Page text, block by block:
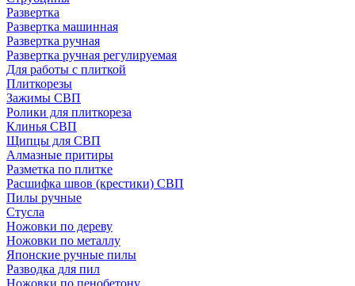
Развертка
Развертка машинная
Развертка ручная
Развертка ручная регулируемая
Для работы с плиткой
Плиткорезы
Зажимы СВП
Ролики для плиткореза
Клинья СВП
Щипцы для СВП
Алмазные притиры
Разметка по плитке
Расшифка швов (крестики) СВП
Пилы ручные
Стусла
Ножовки по дереву
Ножовки по металлу
Японские ручные пилы
Разводка для пил
Ножовки по пенобетону